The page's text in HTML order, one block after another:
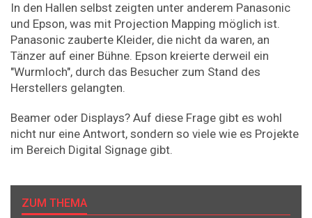
In den Hallen selbst zeigten unter anderem Panasonic
und Epson, was mit Projection Mapping möglich ist.
Panasonic zauberte Kleider, die nicht da waren, an
Tänzer auf einer Bühne. Epson kreierte derweil ein
"Wurmloch", durch das Besucher zum Stand des
Herstellers gelangten.
Beamer oder Displays? Auf diese Frage gibt es wohl
nicht nur eine Antwort, sondern so viele wie es Projekte
im Bereich Digital Signage gibt.
ZUM THEMA